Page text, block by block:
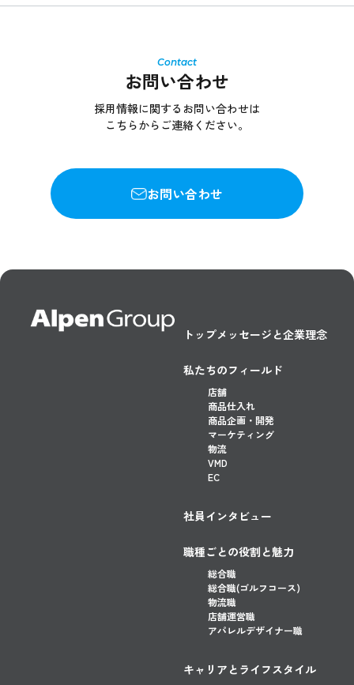
お問い合わせ
採用情報に関するお問い合わせは
こちらからご連絡ください。
お問い合わせ
トップメッセージと企業理念
私たちのフィールド
店舗
商品仕入れ
商品企画・開発
マーケティング
物流
VMD
EC
社員インタビュー
職種ごとの役割と魅力
総合職
総合職(ゴルフコース)
物流職
店舗運営職
アパレルデザイナー職
キャリアとライフスタイル